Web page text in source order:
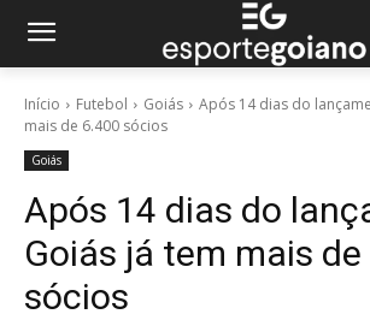
Início Futebol Goiás
Após 14 dias do
mais de 6.400 sócios
Goiás
Após 14 dias do
Goiás já tem mais
sócios